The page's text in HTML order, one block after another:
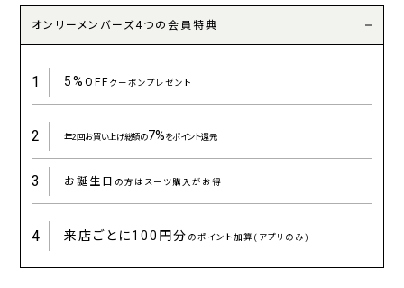
オンリーメンバーズ4つの会員特典
1 5%OFFクーポンプレゼント
2 年2回お買い上げ総額の7%をポイント還元
3 お誕生日 の方はスーツ購入がお得
4 来店ごとに100円分 のポイント加算(アプリのみ)